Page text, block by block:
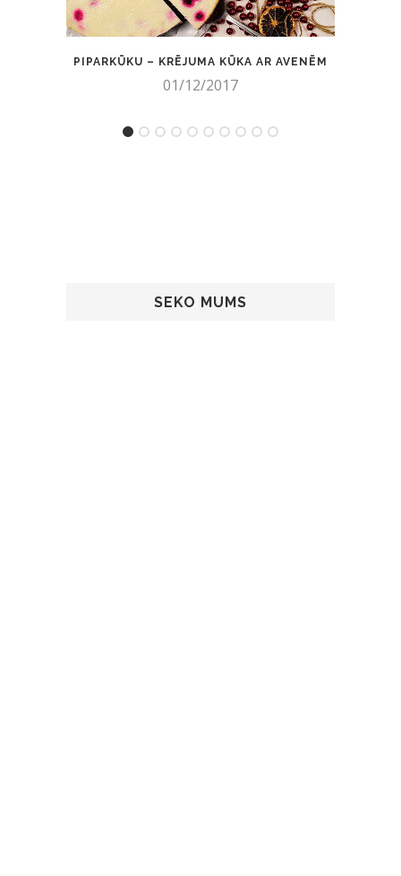
PIPARKŪKU – KRĒJUMA KŪKA AR AVENĒM
01/12/2017
SEKO MUMS